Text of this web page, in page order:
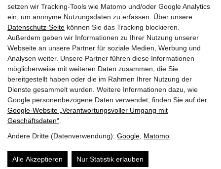
setzen wir Tracking-Tools wie Matomo und/oder Google Analytics
ein, um anonyme Nutzungsdaten zu erfassen. Über unsere
Datenschutz-Seite können Sie das Tracking blockieren.
Außerdem geben wir Informationen zu Ihrer Nutzung unserer
Webseite an unsere Partner für soziale Medien, Werbung und
Analysen weiter. Unsere Partner führen diese Informationen
möglicherweise mit weiteren Daten zusammen, die Sie
bereitgestellt haben oder die im Rahmen Ihrer Nutzung der
Dienste gesammelt wurden. Weitere Informationen dazu, wie
Google personenbezogene Daten verwendet, finden Sie auf der
Google‑Website „Verantwortungsvoller Umgang mit
Geschäftsdaten“
Andere Dritte (Datenverwendung): Google Matomo
Alle Akzeptieren Nur Statistik erlauben
besteht auch die Möglichkeit eines Hausbesuchs. Dafür
benötigst du auf der Verordnung vom Arzt den Zusatz
Hausbesuch. Die Verordnung muss von der Krankenkasse
bewilligt werden um am Ende einen Teil rückerstattet zu
bekommen.
Physio brambergauf
5733 Bramberg am Wildkogel
Tel.: +43 680 5557939
E-Mail: office@brambergauf.at